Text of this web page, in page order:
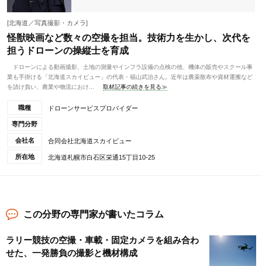
[北海道／写真撮影・カメラ]
怪獣映画など数々の空撮を担当。技術力を生かし、次代を
担うドローンの操縦士を育成
ドローンによる動画撮影、土地の測量やインフラ設備の点検の他、機体の販売やスクール事
業も手掛ける「北海道スカイビュー」の代表・福山武治さん。近年は農薬散布や資材運搬など
を請け負い、農業や物流におけ...
取材記事の続きを見る≫
職種 ドローンサービスプロバイダー
専門分野
会社名 合同会社北海道スカイビュー
所在地 北海道札幌市白石区栄通15丁目10-25
この分野の専門家が書いたコラム
ラリー競技の空撮・車載・固定カメラを組み合わ
せた、一発勝負の撮影と機材構成